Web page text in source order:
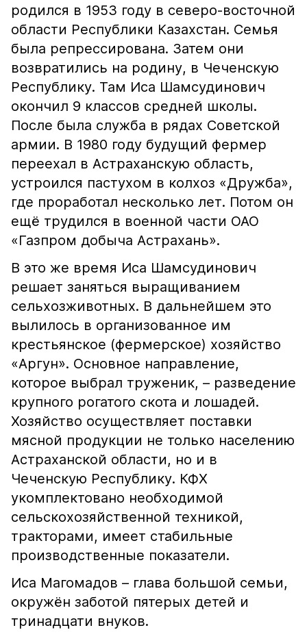
родился в 1953 году в северо-восточной
области Республики Казахстан. Семья
была репрессирована. Затем они
возвратились на родину, в Чеченскую
Республику. Там Иса Шамсудинович
окончил 9 классов средней школы.
После была служба в рядах Советской
армии. В 1980 году будущий фермер
переехал в Астраханскую область,
устроился пастухом в колхоз «Дружба»,
где проработал несколько лет. Потом он
ещё трудился в военной части ОАО
«Газпром добыча Астрахань».
В это же время Иса Шамсудинович
решает заняться выращиванием
сельхозживотных. В дальнейшем это
вылилось в организованное им
крестьянское (фермерское) хозяйство
«Аргун». Основное направление,
которое выбрал труженик, – разведение
крупного рогатого скота и лошадей.
Хозяйство осуществляет поставки
мясной продукции не только населению
Астраханской области, но и в
Чеченскую Республику. КФХ
укомплектовано необходимой
сельскохозяйственной техникой,
тракторами, имеет стабильные
производственные показатели.
Иса Магомадов – глава большой семьи,
окружён заботой пятерых детей и
тринадцати внуков.